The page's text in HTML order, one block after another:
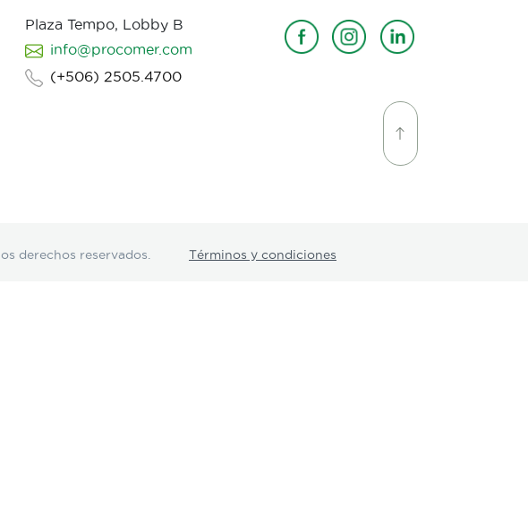
Plaza Tempo, Lobby B
info@procomer.com
(+506) 2505.4700
derechos reservados. Términos y condiciones